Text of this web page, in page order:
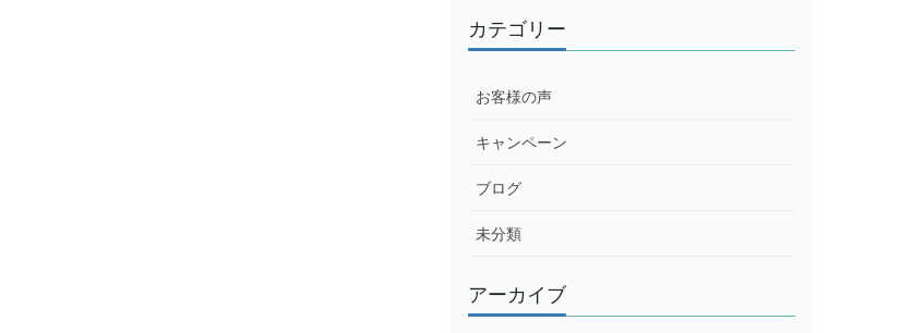
カテゴリー
お客様の声
キャンペーン
ブログ
未分類
アーカイブ